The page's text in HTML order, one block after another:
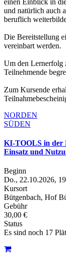
und natürlich auch
beruflich
Die Bereitstellung
vereinbart werden.
Um den Lernerfolg
Teilnehmende
Zum Kursende
NORDEN
SÜDEN
KI-TOOLS in der
Einsatz und
Beginn
Do., 22.10.2026,
Kursort
Bütgenbach, Hof
Gebühr
30,00 €
Status
Es sind noch 17